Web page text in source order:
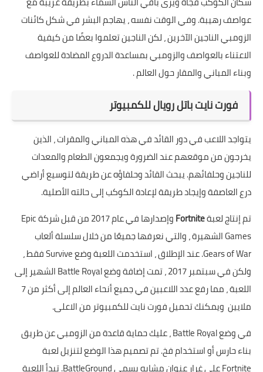
عواصف رهيبة. وفي الوقت نفسه ، يهاجم البشر في شكل كائنات
الزومبي الناجين الآخرين ، لكن الناجين تعلموا بعضًا من كيفية
الاعتناء بالعواصف والزومبي بمساعدة الدروع المضادة للعواصف
وبناء المباني والمقار حول العالم .
فورت نايت باتل رويال للكمبيوتر
يتواجد اللاعب في دور القائد في هذه المباني والمقرات ، الذين
يخرجون من موقعهم عند الضرورة ويجمعون الطعام والمعدات
للناجين وحلفائهم. يبحث القائد وحلفاؤه عن طريقة لتوسيع أراضي
درع العاصفة وإيجاد طريقة لإعادة الكوكب إلى حالته الأصلية.
تم إنتاج لعبةFortnite
وإصدارها في عام 2017 من قبل شركة Epic
Games الشهيرة ، والتي نعرفها جميعًا من خلال سلسلة ألعاب
Gears of War. عند الإطلاق ، استخدمت اللعبة وضع Survive فقط ،
ولكن في سبتمبر 2017 ، تمت إضافة وضع Battle Royal الشهير إلى
اللعبة ، مما رفع عدد اللاعبين في جميع أنحاء العالم إلى أكثر من 7
ملايين ويمكنك تحميل فورت نايت للكمبيوتر من الاعلى.
في وضع Battle Royal ، عليك حماية قاعدة من الزومبي عن طريق
بناء حارس أو استخدام فخ. تم تصميم هذا الوضع لتنزيل لعبة
Fortnite على غرار عنوان مشابه يسمى BattleGround. تبدأ اللعبة